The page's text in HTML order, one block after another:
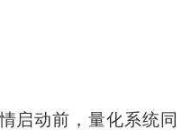
动前，量化系统同